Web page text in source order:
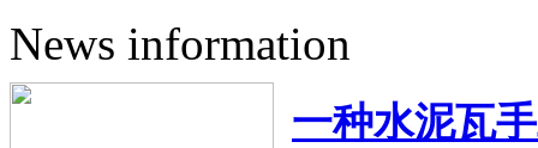
News information
一种水泥瓦